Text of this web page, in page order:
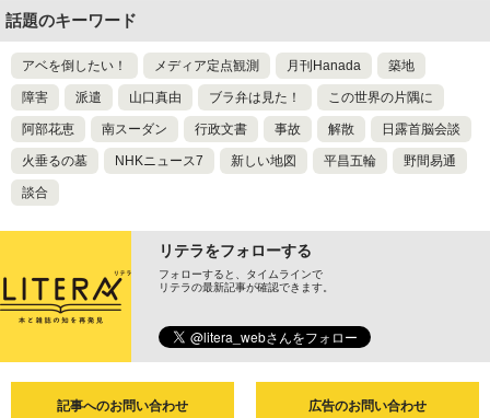
話題のキーワード
アベを倒したい！ メディア定点観測 月刊Hanada 築地
障害 派遣 山口真由 ブラ弁は見た！ この世界の片隅に
阿部花恵 南スーダン 行政文書 事故 解散 日露首脳会談
火垂るの墓 NHKニュース7 新しい地図 平昌五輪 野間易通
談合
リテラをフォローする
フォローすると、タイムラインで
リテラの最新記事が確認できます。
記事へのお問い合わせ 広告のお問い合わせ